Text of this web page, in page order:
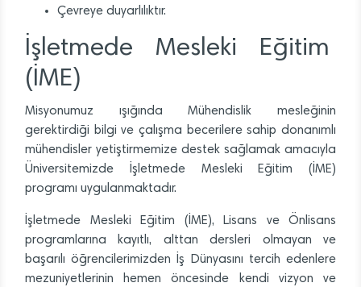
Çevreye duyarlılıktır.
İşletmede Mesleki Eğitim
(İME)
Misyonumuz ışığında Mühendislik mesleğinin
gerektirdiği bilgi ve çalışma becerilere sahip donanımlı
mühendisler yetiştirmemize destek sağlamak amacıyla
Üniversitemizde İşletmede Mesleki Eğitim (İME)
programı uygulanmaktadır.
İşletmede Mesleki Eğitim (İME), Lisans ve Önlisans
programlarına kayıtlı, alttan dersleri olmayan ve
başarılı öğrencilerimizden İş Dünyasını tercih edenlere
mezuniyetlerinin hemen öncesinde kendi vizyon ve